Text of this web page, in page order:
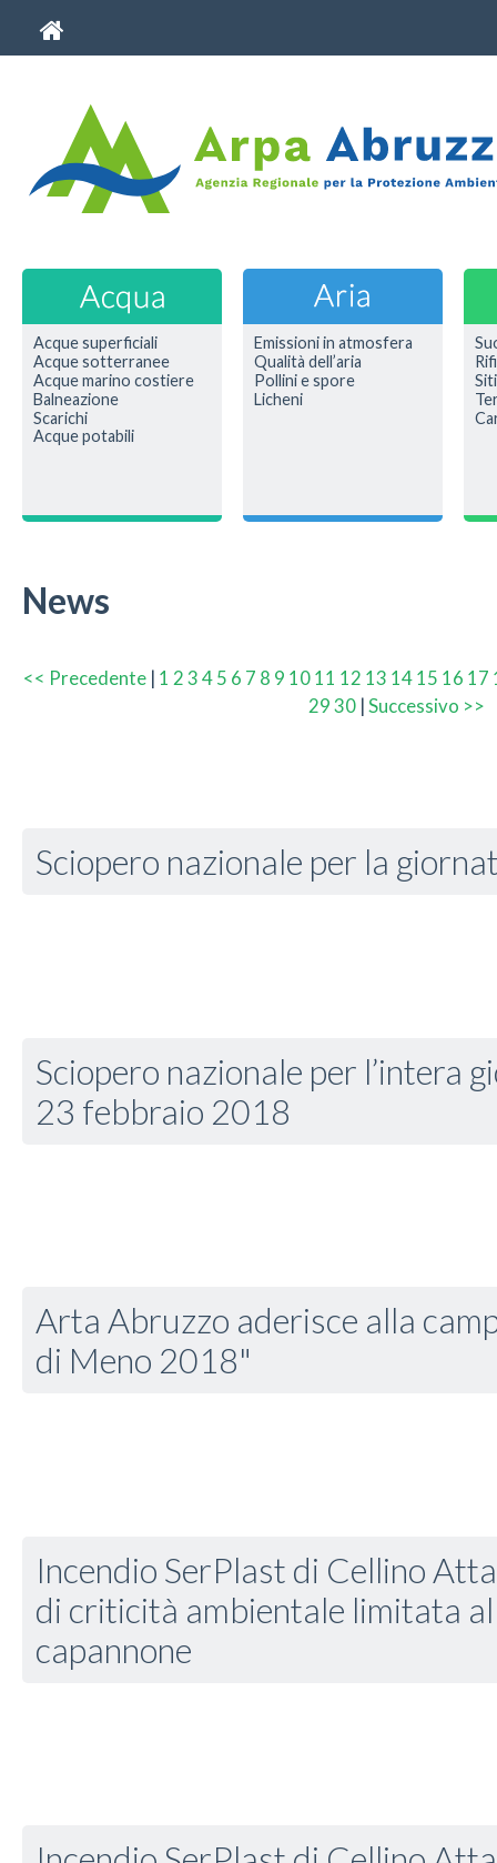
Acque superficiali
Acque sotterranee
Acque marino costiere
Balneazione
Scarichi
Acque potabili
Emissioni in atmosfera
Qualità dell’aria
Pollini e spore
Licheni
News
<< Precedente | 1 2345 6 7 8 9 1011 12 13 1415 16 17
2930 |Successivo >>
Sciopero nazionale per la
Sciopero nazionale per l’intera
23 febbraio 2018
Arta Abruzzo aderisce alla
di Meno 2018"
Incendio SerPlast di Cellino
di criticità ambientale limitata
capannone